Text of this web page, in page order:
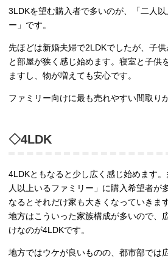
3LDKを望む購入者で多いのが、「二人
ー」です。
先ほどは新婚夫婦で2LDKでしたが、子
と部屋が狭く感じ始めます。寝室と子供
ますし、物が増えても安心です。
ファミリー向けに最も売れやすい間取り
◇4LDK
4LDKともなると少し広く感じ始めます
人以上いるファミリー」に購入希望者が
なるとそれだけ家も大きくなっていきま
地方はこういった家族構成が多いので、
けなのが4LDKです。
地方ではウケが良いものの、都市部では